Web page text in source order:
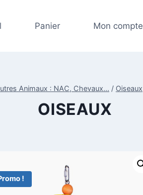
Panier Mon compte
Animaux : NAC, Chevaux... / Oiseaux
OISEAUX
!